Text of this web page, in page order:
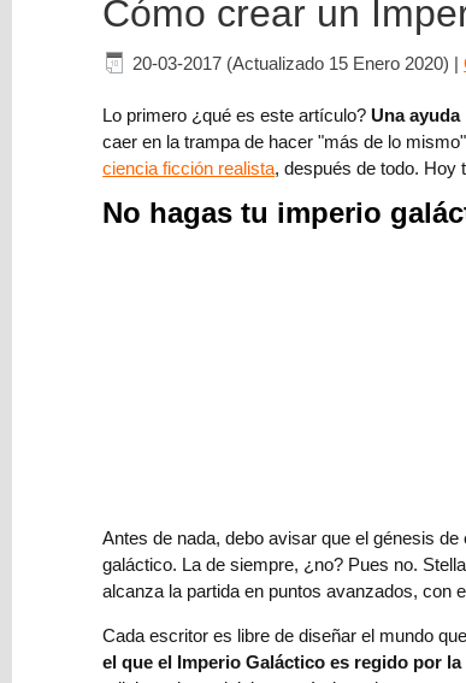
Blog
Escribir
ficción
Lectores
Newsletter
Cómo crear un
20-03-2017 (Actualizado 15 Enero 2020) |
Lo primero ¿qué es este artículo? Una
caer en la trampa de hacer "más de lo
ciencia ficción realista, después de todo. Hoy
No hagas tu imperio
Antes de nada, debo avisar que el génesis
galáctico. La de siempre, ¿no? Pues no.
alcanza la partida en puntos avanzados, con
Cada escritor es libre de diseñar el mundo
el que el Imperio Galáctico es regido por